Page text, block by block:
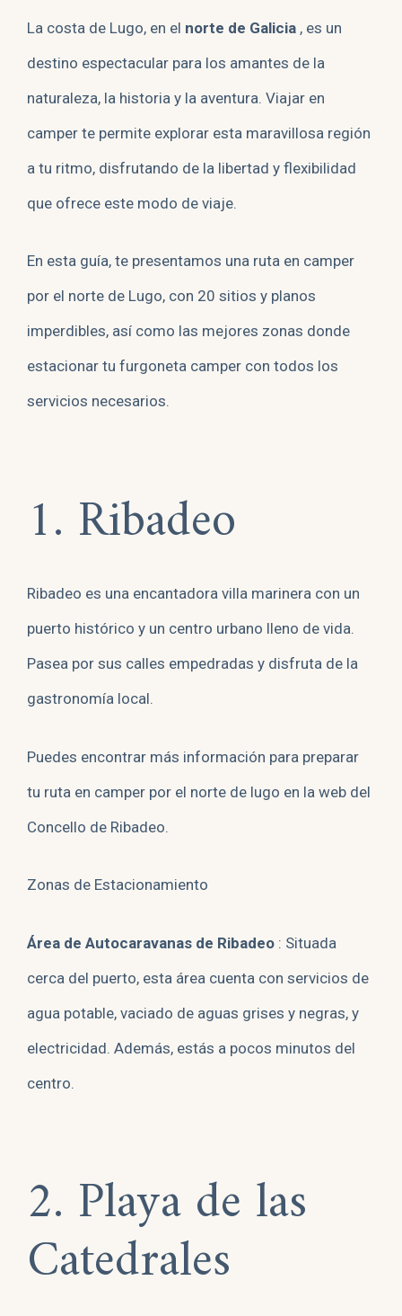
La costa de Lugo, en el norte de Galicia , es un
destino espectacular para los amantes de la
naturaleza, la historia y la aventura. Viajar en
camper te permite explorar esta maravillosa región
a tu ritmo, disfrutando de la libertad y flexibilidad
que ofrece este modo de viaje.
En esta guía, te presentamos una ruta en camper
por el norte de Lugo, con 20 sitios y planos
imperdibles, así como las mejores zonas donde
estacionar tu furgoneta camper con todos los
servicios necesarios.
1. Ribadeo
Ribadeo es una encantadora villa marinera con un
puerto histórico y un centro urbano lleno de vida.
Pasea por sus calles empedradas y disfruta de la
gastronomía local.
Puedes encontrar más información para preparar
tu ruta en camper por el norte de lugo en la web del
Concello de Ribadeo.
Zonas de Estacionamiento
Área de Autocaravanas de Ribadeo : Situada
cerca del puerto, esta área cuenta con servicios de
agua potable, vaciado de aguas grises y negras, y
electricidad. Además, estás a pocos minutos del
centro.
2. Playa de las
Catedrales